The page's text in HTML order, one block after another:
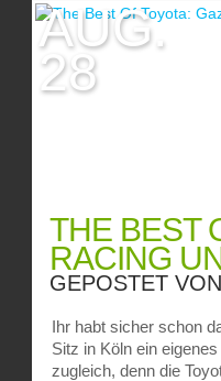
AUG.
28
THE BEST
RACING
GEPOSTET
Ihr habt sicher schon
Sitz in Köln ein
zugleich, denn die